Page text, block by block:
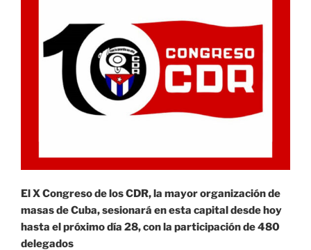
vida»
El X Congreso de los CDR, la mayor organización de
masas de Cuba, sesionará en esta capital desde hoy
hasta el próximo día 28, con la participación de 480
delegados